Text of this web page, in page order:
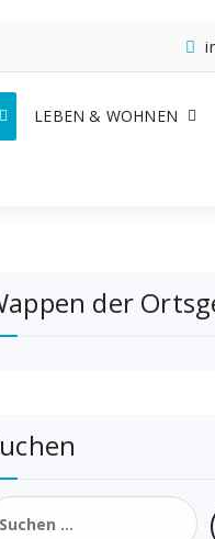
LEBEN & WOHNEN
der